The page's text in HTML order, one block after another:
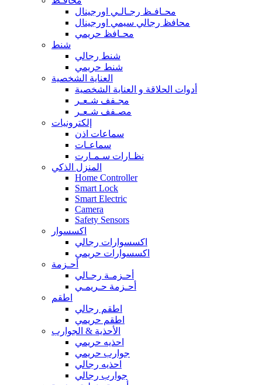
محـافـظ رجـالـي اورجينال
محافظ رجالي سيمي اورجينال
محـافظ حريمي
شنط
شنط رجالي
شنط حريمي
العناية الشخصية
أدوات الحلاقة و العناية الشخصية
مجـفف شـعـر
مصـفف شـعـر
إلكترونيات
سماعات اذن
سماعـات
نظـارات سـمـارت
المنزل الذكي
Home Controller
Smart Lock
Smart Electric
Camera
Safety Sensors
اكسسوار
اكسسوارات رجالي
اكسسوارات حريمي
أحـزمة
أحـزمـة رجـالي
أحـزمة حـريمـي
اطقم
اطقم رجالي
اطقم حريمي
الأحذية & الجوارب
احذيه حريمي
جوارب حريمي
احذيه رجالي
جوارب رجالي